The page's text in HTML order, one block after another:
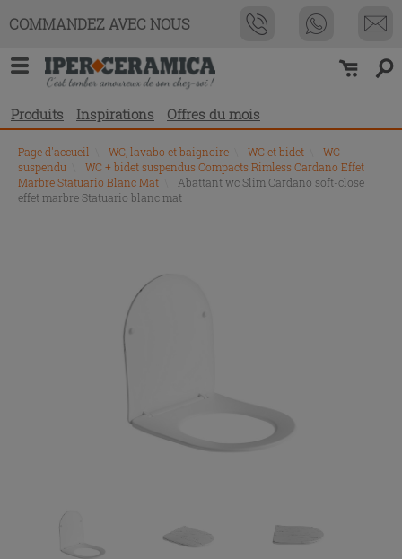
COMMANDEZ AVEC NOUS
Produits Inspirations Offres du mois
Page d'accueil WC, lavabo et baignoire WC et bidet
WC
suspendu
WC + bidet suspendus Compacts Rimless Cardano Effet
Marbre Statuario Blanc Mat
Abattant wc Slim Cardano soft-close
effet marbre Statuario blanc mat